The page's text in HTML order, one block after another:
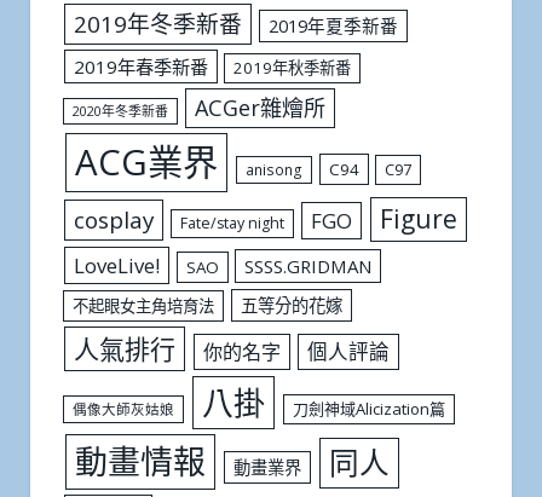
2019年冬季新番
2019年夏季新番
2019年春季新番
2019年秋季新番
2020年冬季新番 ACGer雜燴所
ACG業界 anisong C94 C97
cosplay Fate/stay night FGO Figure
LoveLive! SAO SSSS.GRIDMAN
不起眼女主角培育法 五等分的花嫁
人氣排行 你的名字 個人評論
偶像大師灰姑娘 八掛 刀劍神域Alicization篇
動畫情報 動畫業界 同人